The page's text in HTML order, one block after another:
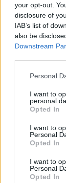
your opt-out.
disclosure of
IAB’s list of
also be
Downstream
Please note
not limited to
grant or deny
use your data
consent section.
Personal
I want to
personal
Opted In
I want to
Personal
Opted In
I want to
Personal
Opted In
Continua
CALCIO